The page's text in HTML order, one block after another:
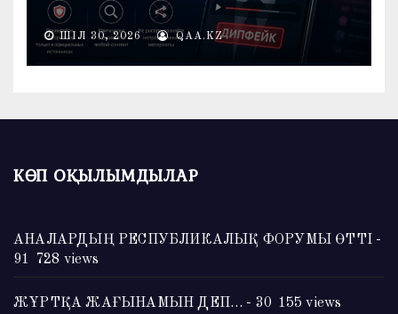
ШІЛ 30, 2026 QAA.KZ
КӨП ОҚЫЛЫМДЫЛАР
АНАЛАРДЫҢ РЕСПУБЛИКАЛЫҚ ФОРУМЫ ӨТТІ -
91 728 views
ЖҰРТҚА ЖАҒЫНАМЫН ДЕП… - 30 155 views